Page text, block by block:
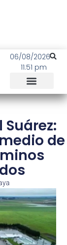
06/08/2026
11:51 pm
de